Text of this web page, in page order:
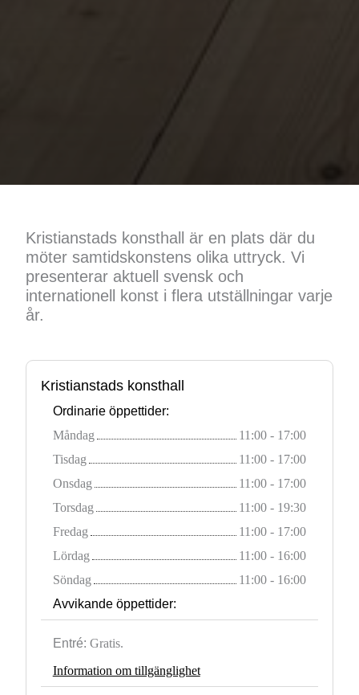
Kristianstads konsthall är en plats där du
möter samtidskonstens olika uttryck. Vi
presenterar aktuell svensk och
internationell konst i flera utställningar varje
år.
Kristianstads konsthall
Ordinarie öppettider:
Måndag
11:00 - 17:00
Tisdag
11:00 - 17:00
Onsdag
11:00 - 17:00
Torsdag
11:00 - 19:30
Fredag
11:00 - 17:00
Lördag
11:00 - 16:00
Söndag
11:00 - 16:00
Avvikande öppettider:
Entré: Gratis.
Information om tillgänglighet